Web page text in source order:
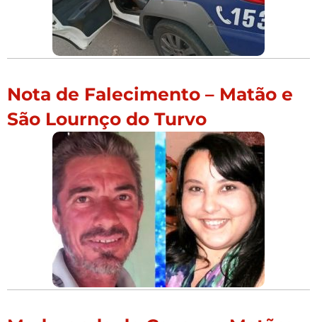
Nota de Falecimento – Matão e
São Lournço do Turvo